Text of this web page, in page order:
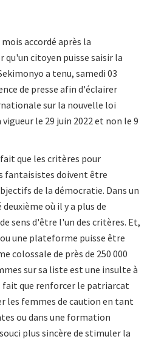
accordé après la
citoyen puisse saisir la
a tenu, samedi 03
de presse afin d'éclairer
sur la nouvelle loi
le 29 juin 2022 et non le 9
que les critères pour
fantaisistes doivent être
de la démocratie. Dans un
où il y a plus de
sens d'être l'un des critères. Et,
une plateforme puisse être
colossale de près de 250 000
sur sa liste est une insulte à
fait que renforcer le patriarcat
les femmes de caution en tant
ou dans une formation
plus sincère de stimuler la